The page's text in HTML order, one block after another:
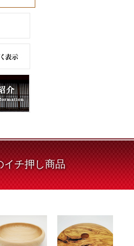
イチ押し商品